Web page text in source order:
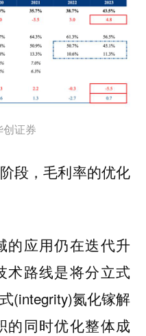
证券
段，毛利率的优化
的应用仍在迭代升
术路线是将分立式
(integrity)氮化镓解
的同时优化整体成